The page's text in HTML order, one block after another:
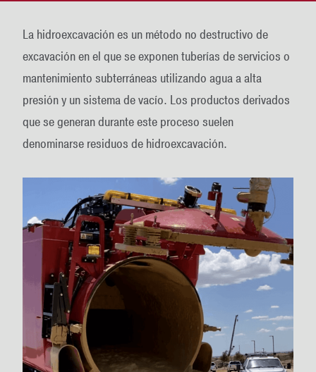
La hidroexcavación es un método no destructivo de
excavación en el que se exponen tuberías de servicios o
mantenimiento subterráneas utilizando agua a alta
presión y un sistema de vacío. Los productos derivados
que se generan durante este proceso suelen
denominarse residuos de hidroexcavación.